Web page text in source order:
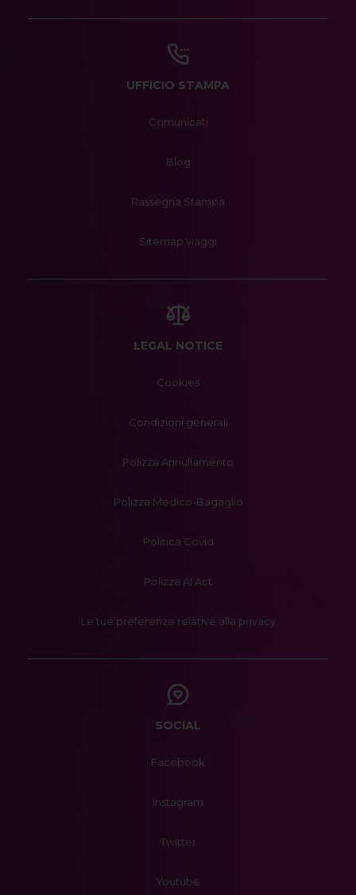
UFFICIO STAMPA
Comunicati
Blog
Rassegna Stampa
Sitemap viaggi
LEGAL NOTICE
Cookies
Condizioni generali
Polizza Annullamento
Polizza Medico-Bagaglio
Politica Covid
Polizza AI Act
Le tue preferenze relative alla privacy
SOCIAL
Facebook
Instagram
Twitter
Youtube